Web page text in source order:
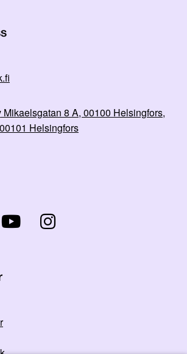
Mikaelsgatan 8 A, 00100 Helsingfors,
Helsingfors